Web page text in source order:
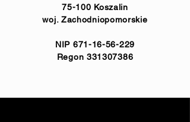
75-100 Koszalin
woj. Zachodniopomorskie
NIP 671-16-56-229
Regon 331307386